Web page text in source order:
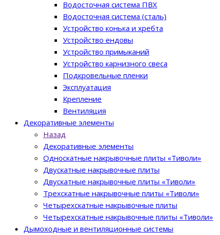
Водосточная система ПВХ
Водосточная система (сталь)
Устройство конька и хребта
Устройство ендовы
Устройство примыканий
Устройство карнизного свеса
Подкровельные пленки
Эксплуатация
Крепление
Вентиляция
Декоративные элементы
Назад
Декоративные элементы
Односкатные накрывочные плиты «Тиволи»
Двускатные накрывочные плиты
Двускатные накрывочные плиты «Тиволи»
Трехскатные накрывочные плиты «Тиволи»
Четырехскатные накрывочные плиты
Четырехскатные накрывочные плиты «Тиволи»
Дымоходные и вентиляционные системы